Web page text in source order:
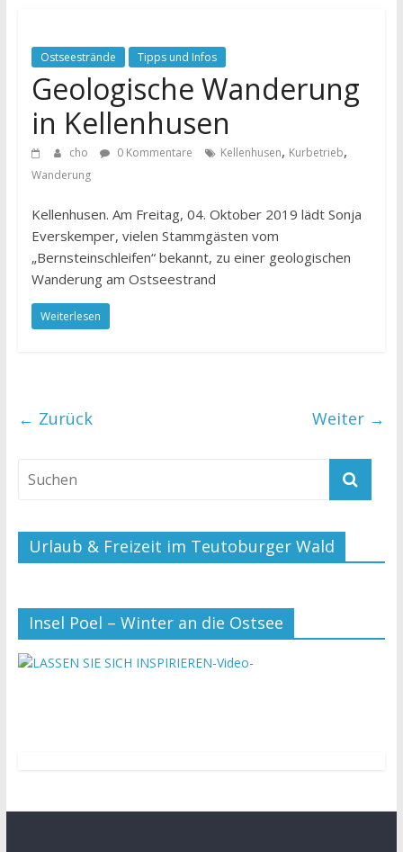
Ostseestrände Tipps und Infos
Geologische Wanderung
in Kellenhusen
cho 0 Kommentare Kellenhusen, Kurbetrieb,
Wanderung
Kellenhusen. Am Freitag, 04. Oktober 2019 lädt Sonja
Everskemper, vielen Stammgästen vom
„Bernsteinschleifen“ bekannt, zu einer geologischen
Wanderung am Ostseestrand
Weiterlesen
← Zurück Weiter →
Urlaub & Freizeit im Teutoburger Wald
Insel Poel – Winter an die Ostsee
-Video-